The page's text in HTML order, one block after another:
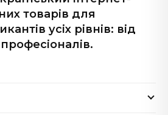
товарів для
усіх рівнів: від